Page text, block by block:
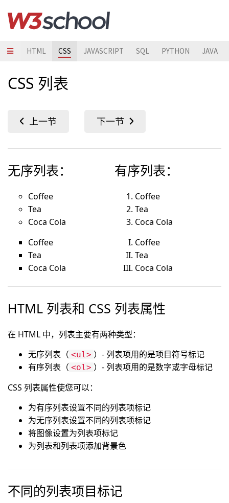
HTML CSS JAVASCRIPT SQL PYTHON JAVA
CSS 列表
无序列表：
Coffee
Tea
Coca Cola
Coffee
Tea
Coca Cola
有序列表：
Coffee
Tea
Coca Cola
Coffee
Tea
Coca Cola
HTML 列表和 CSS 列表属性
在 HTML 中，列表主要有两种类型：
无序列表（ <ul> ）- 列表项用的是项目符号标记
有序列表（ <ol> ）- 列表项用的是数字或字母标记
CSS 列表属性使您可以：
为有序列表设置不同的列表项标记
为无序列表设置不同的列表项标记
将图像设置为列表项标记
为列表和列表项添加背景色
不同的列表项目标记